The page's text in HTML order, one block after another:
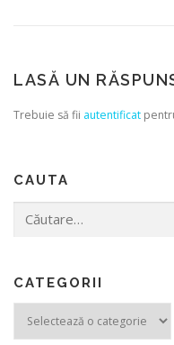
LASĂ UN
Trebuie să fii autentificat
CAUTA
CATEGORII